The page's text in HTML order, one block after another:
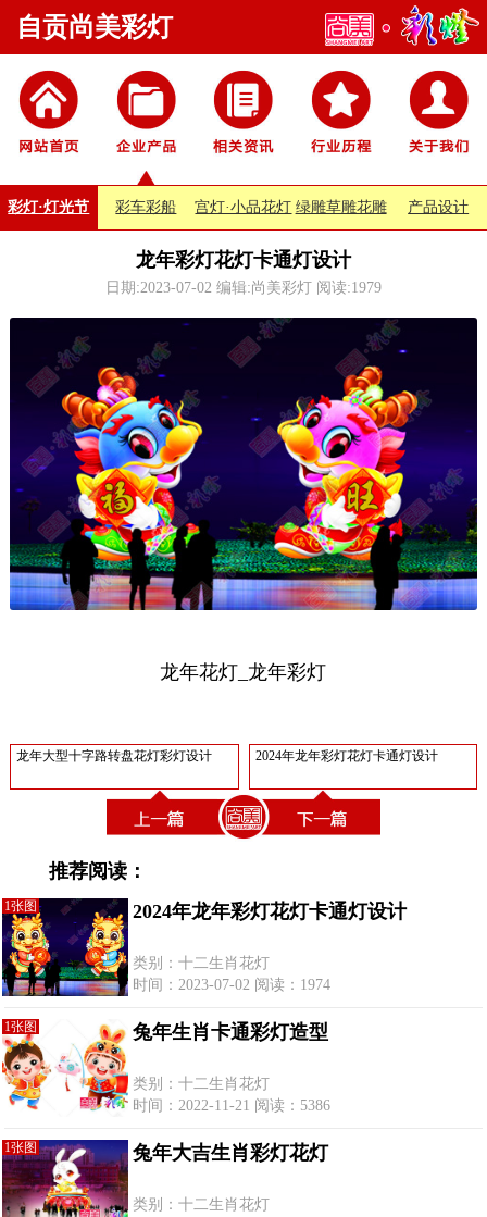
自贡尚美彩灯
彩灯·灯光节 彩车彩船 宫灯·小品花灯 绿雕草雕花雕 产品设计
龙年彩灯花灯卡通灯设计
日期:2023-07-02 编辑:尚美彩灯 阅读:1979
龙年花灯_龙年彩灯
龙年大型十字路转盘花灯彩灯设计 2024年龙年彩灯花灯卡通灯设计
推荐阅读：
1张图 2024年龙年彩灯花灯卡通灯设计
类别：十二生肖花灯
时间：2023-07-02 阅读：1974
1张图 兔年生肖卡通彩灯造型
类别：十二生肖花灯
时间：2022-11-21 阅读：5386
1张图 兔年大吉生肖彩灯花灯
类别：十二生肖花灯